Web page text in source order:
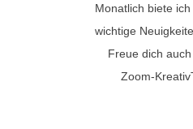
Monatlich biete
wichtige
Freue dich
Zoom-